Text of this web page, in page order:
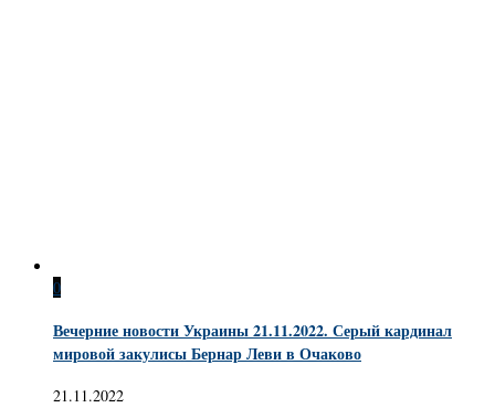
0
Вечерние новости Украины 21.11.2022. Серый кардинал
мировой закулисы Бернар Леви в Очаково
21.11.2022